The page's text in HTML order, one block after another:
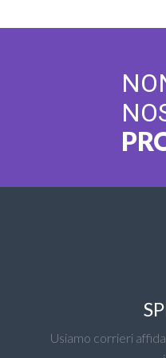
Usiamo corrieri